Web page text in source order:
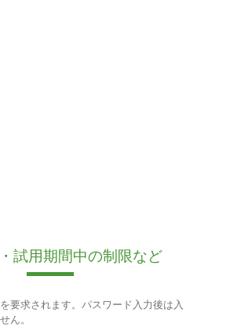
試用期間中の制限など
要求されます。パスワード入力後は入
ん。